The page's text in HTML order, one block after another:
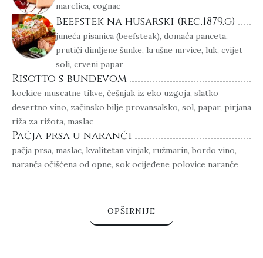
marelica, cognac
Beefstek na husarski (rec.1879.g)
juneća pisanica (beefsteak), domaća panceta,
prutići dimljene šunke, krušne mrvice, luk, cvijet
soli, crveni papar
Risotto s bundevom
kockice muscatne tikve, češnjak iz eko uzgoja, slatko
desertno vino, začinsko bilje provansalsko, sol, papar, pirjana
riža za rižota, maslac
Pačja prsa u naranči
pačja prsa, maslac, kvalitetan vinjak, ružmarin, bordo vino,
naranča očišćena od opne, sok ocijeđene polovice naranče
OPŠIRNIJE